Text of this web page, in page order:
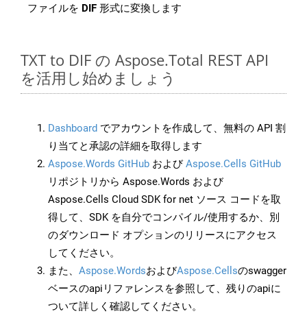
ファイルを DIF 形式に変換します
TXT to DIF の Aspose.Total REST API
を活用し始めましょう
Dashboard でアカウントを作成して、無料の API 割
り当てと承認の詳細を取得します
Aspose.Words GitHub およびAspose.Cells GitHub
リポジトリから Aspose.Words および
Aspose.Cells Cloud SDK for net ソース コードを取
得して、SDK を自分でコンパイル/使用するか、別
のダウンロード オプションのリリースにアクセス
してください。
また、 Aspose.WordsおよびAspose.Cellsのswagger
ベースのapiリファレンスを参照して、残りのapiに
ついて詳しく確認してください。